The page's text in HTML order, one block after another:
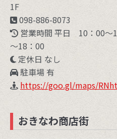
1F
098-886-8073
営業時間 平日 10：00
～18：00
定休日 なし
駐車場 有
https://goo.gl/maps/
おきなわ商店街